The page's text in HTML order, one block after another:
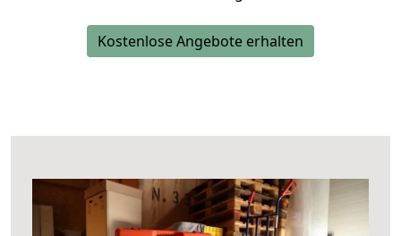
Kostenlose Angebote erhalten